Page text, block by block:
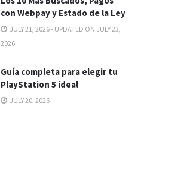
con Webpay y Estado de la Ley
JULY 21, 2026 - UPDATED ON JULY 23,
2026
Guía completa para elegir tu
PlayStation 5 ideal
JULY 20, 2026